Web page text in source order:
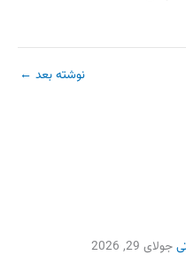
جولای 29, 2026
نوشته بعد ←